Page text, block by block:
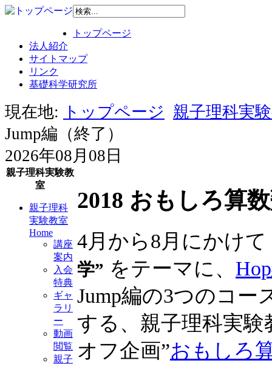
トップページ
法人紹介
サイトマップ
リンク
基礎科学研究所
現在地: トップページ 親子理科実
Jump編（終了）
2026年08月08日
親子理科実験教
室
親子理科
実験教室
Home
講座
案内
入会
特典
ギャ
ラリ
ー
動画
閲覧
親子
2018 おもしろ算
4月から8月にかけて
学” をテーマに、
Jump編の3つのコー
する、親子理科実
オフ企画”おもしろ